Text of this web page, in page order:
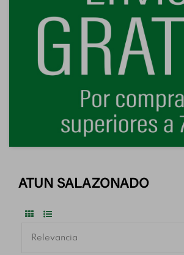
ATUN SALAZONADO
Relevancia